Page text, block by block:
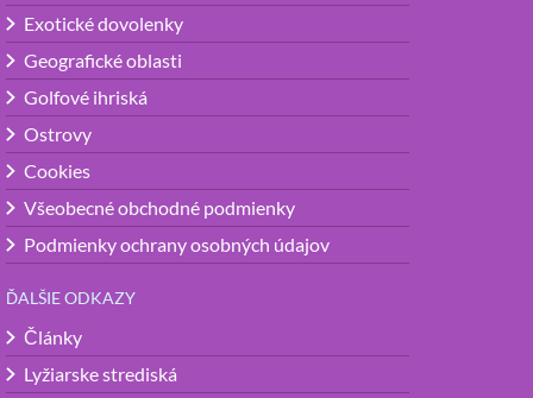
Exotické dovolenky
Geografické oblasti
Golfové ihriská
Ostrovy
Cookies
Všeobecné obchodné podmienky
Podmienky ochrany osobných údajov
ĎALŠIE ODKAZY
Články
Lyžiarske strediská